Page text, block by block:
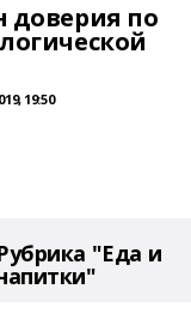
доверия по
19:50
"Еда и